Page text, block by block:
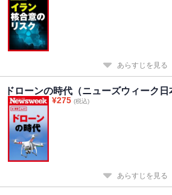
あらすじを見る
ドローンの時代（ニューズウィーク日
¥275 (税込)
あらすじを見る